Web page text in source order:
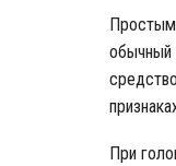
обычный
При